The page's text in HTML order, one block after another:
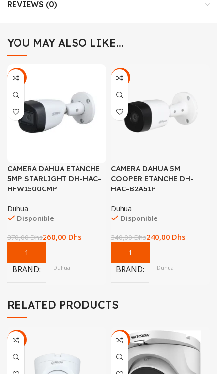
REVIEWS (0)
YOU MAY ALSO LIKE…
-30%
CAMERA DAHUA ETANCHE
5MP STARLIGHT DH-HAC-
HFW1500CMP
Duhua
Disponible
370,00Dhs260,00 Dhs
BRAND Duhua
-29%
CAMERA DAHUA 5M
COOPER ETANCHE DH-
HAC-B2A51P
Duhua
Disponible
340,00Dhs240,00 Dhs
BRAND Duhua
RELATED PRODUCTS
-21% -37%